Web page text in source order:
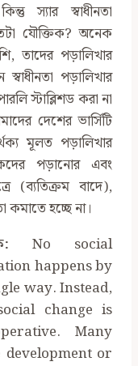
কিন্তু স্যার স্বাধীনতা
যৌক্তিক? অনেক
তাদের পড়ালিখার
পড়ালিখার
স্টাব্লিশড করা না
দেশের ভার্সিটি
মূলত পড়ালিখার
পড়ানোর এবং
(ব্যতিক্রম বাদে),
কমাতে হচ্ছে না।
No social
happens by
way. Instead,
change is
Many
or